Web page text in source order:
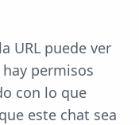
URL puede ver
permisos
con lo que
este chat sea